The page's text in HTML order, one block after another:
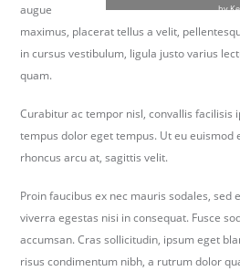
by
augue
maximus, placerat tellus a velit,
in cursus vestibulum, ligula justo varius
quam.
Curabitur ac tempor nisl, convallis facilisis
tempus dolor eget tempus. Ut eu euismod
rhoncus arcu at, sagittis velit.
Proin faucibus ex nec mauris sodales, sed
viverra egestas nisi in consequat. Fusce
accumsan. Cras sollicitudin, ipsum eget
risus condimentum nibh, a rutrum dolor